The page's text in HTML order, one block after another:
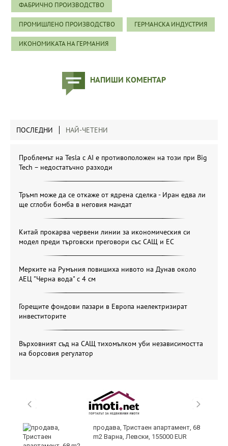
ФАБРИЧНО ПРОИЗВОДСТВО
ПРОМИШЛЕНО ПРОИЗВОДСТВО ГЕРМАНСКА ИНДУСТРИЯ
ИКОНОМИКАТА НА ГЕРМАНИЯ
НАПИШИ КОМЕНТАР
ПОСЛЕДНИ НАЙ-ЧЕТЕНИ
Проблемът на Tesla с AI е противоположен на този при Big
Tech – недостатъчно разходи
Тръмп може да се откаже от ядрена сделка - Иран едва ли
ще сглоби бомба в неговия мандат
Китай прокарва червени линии за икономическия си
модел преди търговски преговори със САЩ и ЕС
Мерките на Румъния повишиха нивото на Дунав около
АЕЦ "Черна вода" с 4 см
Горещите фондови пазари в Европа наелектризират
инвеститорите
Върховният съд на САЩ тихомълком уби независимостта
на борсовия регулатор
продава, Тристаен апартамент, 68
m2 Варна, Левски, 155000 EUR